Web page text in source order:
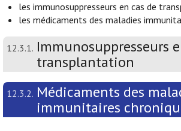
les immunosuppresseurs en cas de
les médicaments des maladies
12.3.1. Immunosuppresseurs
transplantation
12.3.2. Médicaments des
immunitaires